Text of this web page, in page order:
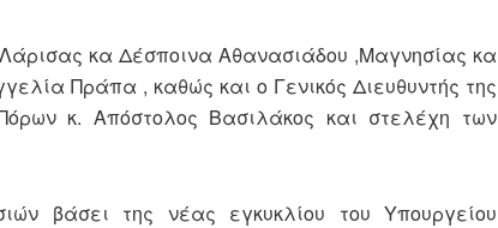
κα Δέσποινα Αθανασιάδου ,Μαγνησίας κα
Πράπα , καθώς και ο Γενικός Διευθυντής της
κ. Απόστολος Βασιλάκος και στελέχη των
βάσει της νέας εγκυκλίου του Υπουργείου